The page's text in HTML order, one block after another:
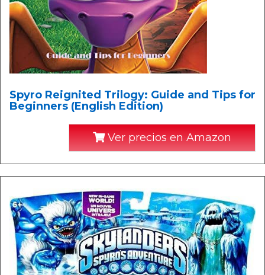
Spyro Reignited Trilogy: Guide and Tips for
Beginners (English Edition)
Ver precios en Amazon